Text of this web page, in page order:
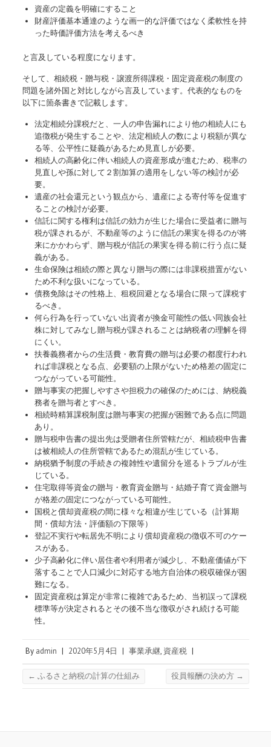
資産の定義を明確にすること
財産評価基本通達のような画一的な評価ではなく柔軟性を持
った時価評価方法を考えるべき
と言及している程度になります。
そして、相続税・贈与税・譲渡所得課税・固定資産税の制度の
問題を諸外国と対比しながら言及しています。代表的なものを
以下に箇条書きで記載します。
法定相続分課税だと、一人の申告漏れにより他の相続人にも
追徴税が発生することや、法定相続人の数により税額が異な
る等、公平性に疑義があるため見直しが必要。
相続人の高齢化に伴い相続人の資産形成が進むため、税率の
見直しや孫に対して２割加算の適用をしない等の検討が必
要。
遺産の社会還元という観点から、遺産による寄付等を促進す
ることの検討が必要。
信託に関する権利は信託の効力が生じた場合に受益者に贈与
税が課されるが、不動産等のように信託の果実を得るのが将
来にかかわらず、贈与税が信託の果実を得る前に行う点に疑
義がある。
生命保険は相続の際と異なり贈与の際には非課税措置がない
ため不利な扱いになっている。
債務免除はその性格上、租税回避となる場合に限って課税す
るべき。
何ら行為を行っていない出資者が換金可能性の低い同族会社
株に対してみなし贈与税が課されることは納税者の理解を得
にくい。
扶養義務者からの生活費・教育費の贈与は必要の都度行われ
れば非課税となる点、必要額の上限がないため格差の固定に
つながっている可能性。
贈与事実の把握しやすさや担税力の確保のためには、納税義
務者を贈与者とすべき。
相続時精算課税制度は贈与事実の把握が困難である点に問題
あり。
贈与税申告書の提出先は受贈者住所管轄だが、相続税申告書
は被相続人の住所管轄であるため混乱が生じている。
納税猶予制度の手続きの複雑性や遺留分を巡るトラブルが生
じている。
住宅取得等資金の贈与・教育資金贈与・結婚子育て資金贈与
が格差の固定につながっている可能性。
国税と償却資産税の間に様々な相違が生じている（計算期
間・償却方法・評価額の下限等）
登記不実行や転居先不明により償却資産税の徴収不可のケー
スがある。
少子高齢化に伴い居住者や利用者が減少し、不動産価値が下
落することで人口減少に対応する地方自治体の税収確保が困
難になる。
固定資産税は算定が非常に複雑であるため、当初誤って課税
標準等が決定されるとその後不当な徴収がされ続ける可能
性。
By admin 2020年5月4日 事業承継, 資産税
← ふるさと納税の計算の仕組み 役員報酬の決め方 →